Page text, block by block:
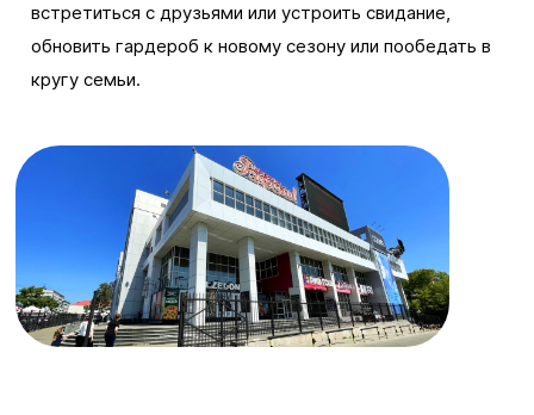
встретиться с друзьями или устроить свидание,
обновить гардероб к новому сезону или пообедать в
кругу семьи.